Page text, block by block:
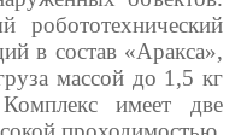
робототехнический
в состав «Аракса»,
массой до 1,5 кг
имеет две